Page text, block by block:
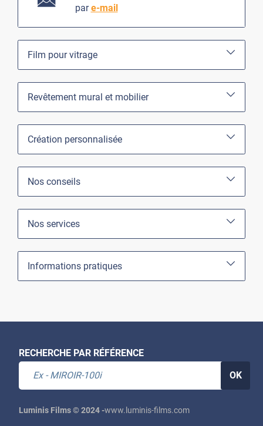
pare-mail
Film pour vitrage
Revêtement mural et mobilier
Création personnalisée
Nos conseils
Nos services
Informations pratiques
RECHERCHE PAR RÉFÉRENCE
OK
Luminis Films © 2024 -www.luminis-films.com